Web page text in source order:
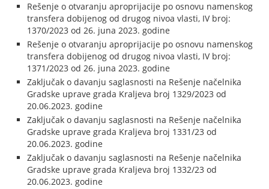
Rešenje o otvaranju aproprijacije po osnovu namenskog
transfera dobijenog od drugog nivoa vlasti, IV broj:
1370/2023 od 26. juna 2023. godine
Rešenje o otvaranju aproprijacije po osnovu namenskog
transfera dobijenog od drugog nivoa vlasti, IV broj:
1371/2023 od 26. juna 2023. godine
Zaključak o davanju saglasnosti na Rešenje načelnika
Gradske uprave grada Kraljeva broj 1329/2023 od
20.06.2023. godine
Zaključak o davanju saglasnosti na Rešenje načelnika
Gradske uprave grada Kraljeva broj 1331/23 od
20.06.2023. godine
Zaključak o davanju saglasnosti na Rešenje načelnika
Gradske uprave grada Kraljeva broj 1332/23 od
20.06.2023. godine